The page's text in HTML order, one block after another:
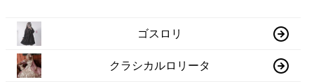
ゴスロリ
クラシカルロリータ